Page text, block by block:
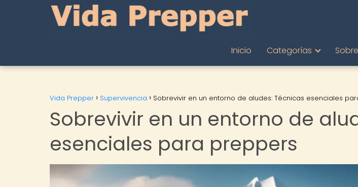
Inicio Categorías
Vida Prepper Supervivencia Sobrevivir en un entorno de aludes: Técnicas esenciales
Sobrevivir en un entorno de
esenciales para preppers